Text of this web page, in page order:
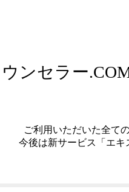
ンセラー
ご利用いただいた全て
今後は新サービス「エ